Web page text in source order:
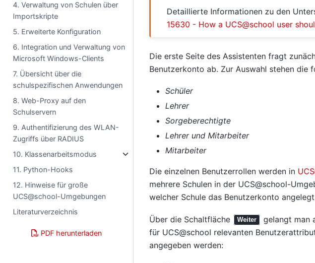
4. Verwaltung von Schulen über
Importskripte
5. Erweiterte Konfiguration
6. Integration und Verwaltung von
Microsoft Windows-Clients
7. Übersicht über die
schulspezifischen Anwendungen
8. Web-Proxy auf den
Schulservern
9. Authentifizierung des WLAN-
Zugriffs über RADIUS
10. Klassenarbeitsmodus
11. Python-Hooks
12. Hinweise für große
UCS@school-Umgebungen
Literaturverzeichnis
PDF herunterladen
Detaillierte Informationen zu den
15630 - How a UCS@school user
Die erste Seite des Assistenten fragt
Benutzerkonto ab. Zur Auswahl stehen die
Schüler
Lehrer
Sorgeberechtigte
Lehrer und Mitarbeiter
Mitarbeiter
Die einzelnen Benutzerrollen werden in
mehrere Schulen in der UCS@school-
welcher Schule das Benutzerkonto
Über die Schaltfläche Weiter
gelangt man
für UCS@school relevanten
angegeben werden: